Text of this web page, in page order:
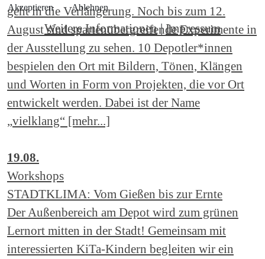
geht in die Verlängerung. Noch bis zum 12.
August sind spartenübergreifende Experimente in
der Ausstellung zu sehen. 10 Depotler*innen
bespielen den Ort mit Bildern, Tönen, Klängen
und Worten in Form von Projekten, die vor Ort
entwickelt werden. Dabei ist der Name
„vielklang“ [mehr...]
19.08.
Workshops
STADTKLIMA: Vom Gießen bis zur Ernte
Der Außenbereich am Depot wird zum grünen
Lernort mitten in der Stadt! Gemeinsam mit
interessierten KiTa-Kindern begleiten wir ein
Akzeptieren Ablehnen
Weitere Informationen|Impressum